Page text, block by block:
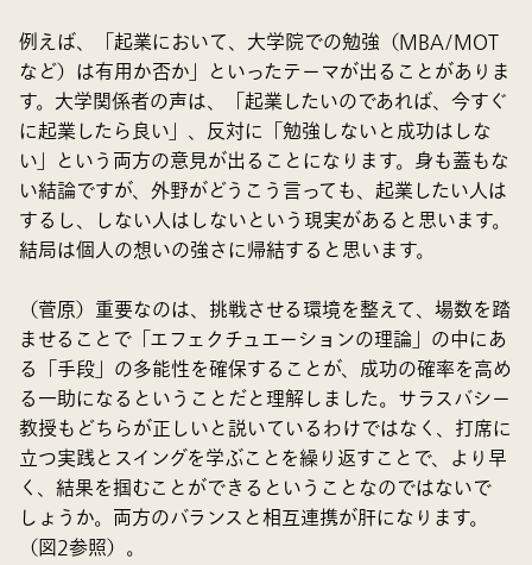
例えば、「起業において、大学院での勉強（MBA/MOT
など）は有用か否か」といったテーマが出ることがありま
す。大学関係者の声は、「起業したいのであれば、今すぐ
に起業したら良い」、反対に「勉強しないと成功はしな
い」という両方の意見が出ることになります。身も蓋もな
い結論ですが、外野がどうこう言っても、起業したい人は
するし、しない人はしないという現実があると思います。
結局は個人の想いの強さに帰結すると思います。
（菅原）重要なのは、挑戦させる環境を整えて、場数を踏
ませることで「エフェクチュエーションの理論」の中にあ
る「手段」の多能性を確保することが、成功の確率を高め
る一助になるということだと理解しました。サラスバシー
教授もどちらが正しいと説いているわけではなく、打席に
立つ実践とスイングを学ぶことを繰り返すことで、より早
く、結果を掴むことができるということなのではないで
しょうか。両方のバランスと相互連携が肝になります。
（図2参照）。